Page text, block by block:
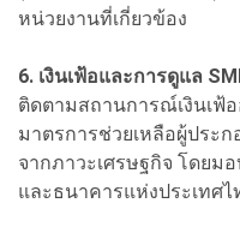
หน่วยงานที่เกี่ยวข้อง
6. เงินเฟ้อและการดูแล
ติดตามสถานการณ์เงินเฟ้
มาตรการช่วยเหลือผู้ประ
จากภาวะเศรษฐกิจ โดยม
และธนาคารแห่งประเทศ